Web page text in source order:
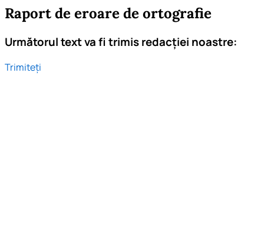
Raport de eroare de ortografie
Următorul text va fi trimis redacției noastre:
Trimiteți